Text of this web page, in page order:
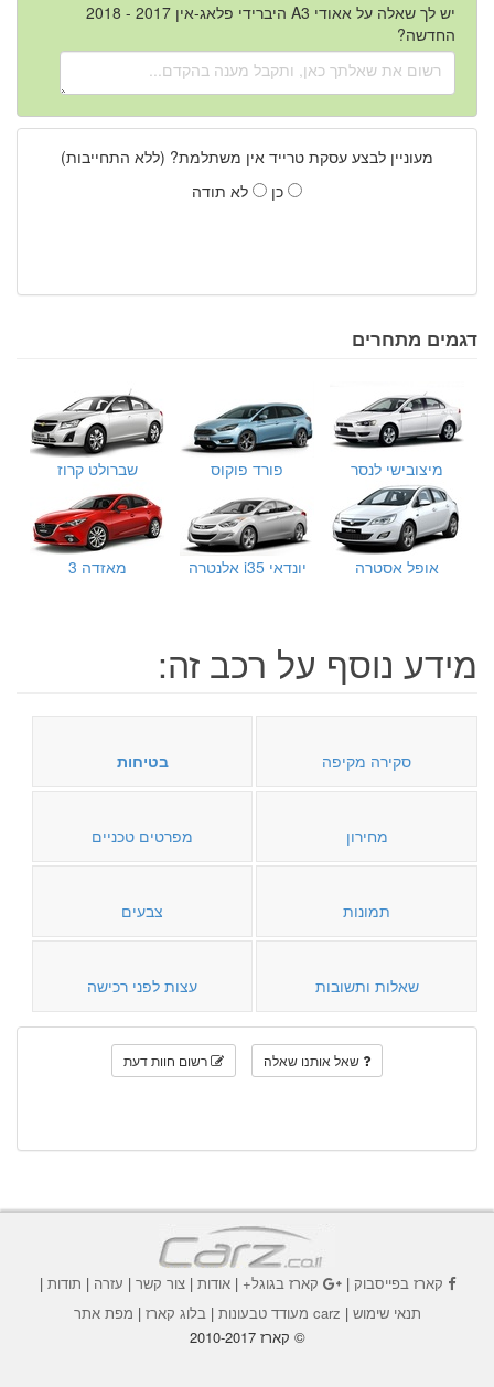
יש לך שאלה על אאודי A3 היברידי פלאג-אין 2017 - 2018
החדשה?
מעוניין לבצע עסקת טרייד אין משתלמת? (ללא התחייבות)
כן
לא תודה
דגמים מתחרים
מיצובישי לנסר פורד פוקוס שברולט קרוז
אופל אסטרה יונדאי i35 אלנטרה מאזדה 3
מידע נוסף על רכב זה:
סקירה מקיפה בטיחות
מחירון מפרטים טכניים
תמונות צבעים
שאלות ותשובות עצות לפני רכישה
שאל אותנו שאלה רשום חוות דעת
קארז בפייסבוק| קארז בגוגל+|אודות |צור קשר | עזרה | תודות |
תנאי שימוש | carz מעודד טבעונות |בלוג קארז | מפת אתר
© קארז 2010-2017